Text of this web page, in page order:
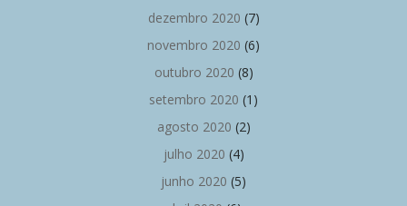
dezembro 2020 (7)
novembro 2020 (6)
outubro 2020 (8)
setembro 2020 (1)
agosto 2020 (2)
julho 2020 (4)
junho 2020 (5)